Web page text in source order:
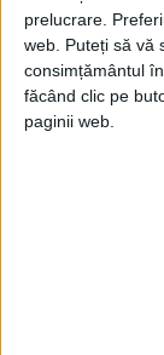
prelucrare.
web. Puteți să vă
consimțământul
făcând clic pe
paginii web.